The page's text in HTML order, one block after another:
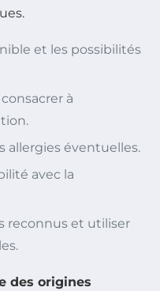
et les possibilités
à
allergies éventuelles.
avec la
reconnus et utiliser
des origines